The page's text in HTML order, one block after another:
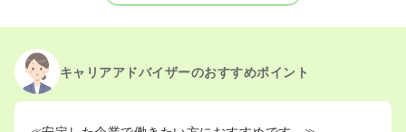
キャリアアドバイザーのおすすめポイント